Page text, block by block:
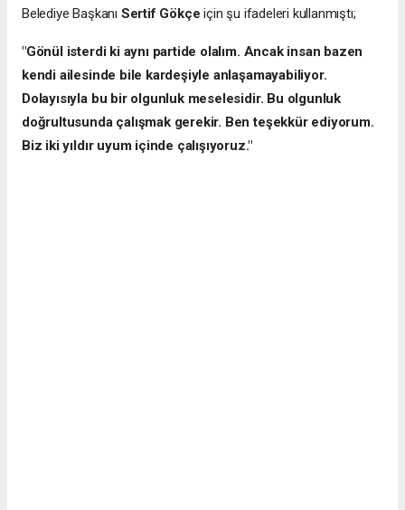
Belediye Başkanı Sertif Gökçe için şu ifadeleri kullanmıştı;
"Gönül isterdi ki aynı partide olalım. Ancak insan bazen
kendi ailesinde bile kardeşiyle anlaşamayabiliyor.
Dolayısıyla bu bir olgunluk meselesidir. Bu olgunluk
doğrultusunda çalışmak gerekir. Ben teşekkür ediyorum.
Biz iki yıldır uyum içinde çalışıyoruz."